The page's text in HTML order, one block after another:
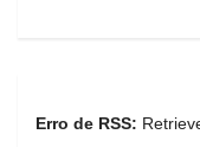
Erro de RSS: